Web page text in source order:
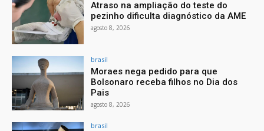
Atraso na ampliação do teste do
pezinho dificulta diagnóstico da AME
agosto 8, 2026
brasil
Moraes nega pedido para que
Bolsonaro receba filhos no Dia dos
Pais
agosto 8, 2026
brasil